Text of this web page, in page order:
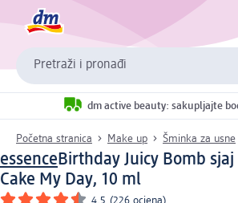
Pretraži i pronađi
dm active beauty: sakupljajte
Početna stranica Make up Šminka za usne
essenceBirthday Juicy Bomb sjaj
Cake My Day, 10 ml
4.5 (226 ocjena)